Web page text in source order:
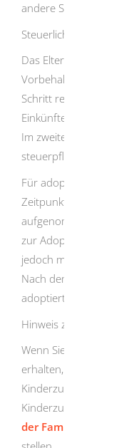
andere
Steuerliche Behandlung
Das Elterngeld ist
Vorbehalt der
Schritt rechnet das
Einkünften hinzu.
Im zweiten Schritt
steuerpflichtigen
Für adoptierte Kinder
Zeitpunkt, an dem Sie
aufgenommen haben.
zur Adoption noch
jedoch mit dem Ziel
Nach dem 8.
adoptierte Kinder kein
Hinweis zum
Wenn Sie im Bezug
erhalten, besteht
Kinderzuschlag. Ob
Kinderzuschlag
der Familienkasse